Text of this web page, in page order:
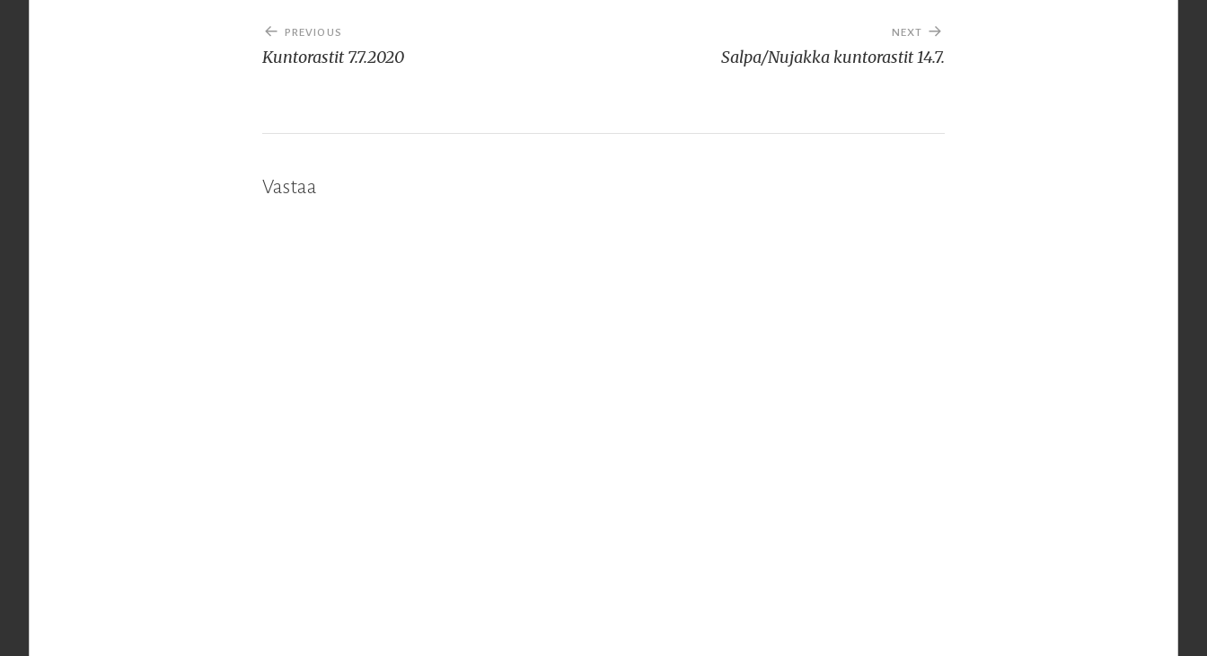
Artikkelien
selaus
PREVIOUS
Kuntorastit 7.7.2020
NEXT
Salpa/Nujakka kuntorastit 14.7.
Vastaa